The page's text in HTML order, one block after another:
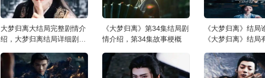
大梦归离大结局完整剧情介
绍，大梦归离结局详细剧情
《大梦归离》第34集结局剧
情介绍，第34集故事梗概
《大梦归离》结局
《大梦归离》结局